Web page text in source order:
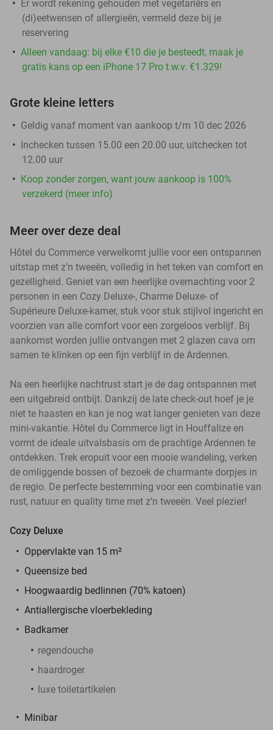
Er wordt rekening gehouden met vegetariërs en
(di)eetwensen of allergieën, vermeld deze bij je
reservering
Alleen vandaag: bij elke €10 die je besteedt, maak je
gratis kans op een iPhone 17 Pro t.w.v. €1.329!
Grote kleine letters
Geldig vanaf moment van aankoop t/m 10 dec 2026
Inchecken tussen 15.00 een 20.00 uur, uitchecken tot
12.00 uur
Koop zonder zorgen, want jouw aankoop is 100%
verzekerd (meer info)
Meer over deze deal
Hôtel du Commerce verwelkomt jullie voor een ontspannen
uitstap met z’n tweeën, volledig in het teken van comfort en
gezelligheid. Geniet van een heerlijke overnachting voor 2
personen in een Cozy Deluxe-, Charme Deluxe- of
Supérieure Deluxe-kamer, stuk voor stuk stijlvol ingericht en
voorzien van alle comfort voor een zorgeloos verblijf. Bij
aankomst worden jullie ontvangen met 2 glazen cava om
samen te klinken op een fijn verblijf in de Ardennen.
Na een heerlijke nachtrust start je de dag ontspannen met
een uitgebreid ontbijt. Dankzij de late check-out hoef je je
niet te haasten en kan je nog wat langer genieten van deze
mini-vakantie. Hôtel du Commerce ligt in Houffalize en
vormt de ideale uitvalsbasis om de prachtige Ardennen te
ontdekken. Trek eropuit voor een mooie wandeling, verken
de omliggende bossen of bezoek de charmante dorpjes in
de regio. De perfecte bestemming voor een combinatie van
rust, natuur en quality time met z’n tweeën. Veel plezier!
Cozy Deluxe
Oppervlakte van 15 m²
Queensize bed
Hoogwaardig bedlinnen (70% katoen)
Antiallergische vloerbekleding
Badkamer
regendouche
haardroger
luxe toiletartikelen
Minibar